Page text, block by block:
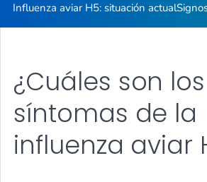
Influenza aviar H5: situación actual
¿Cuáles son los
síntomas de la
influenza aviar